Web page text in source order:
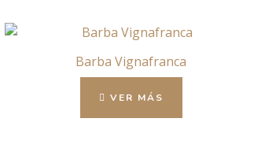
Barba Vignafranca
VER MÁS